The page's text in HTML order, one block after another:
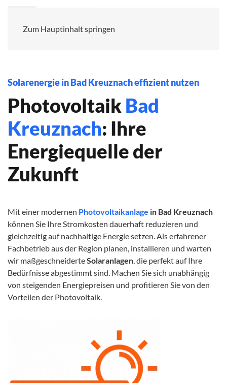
Zum Hauptinhalt springen
Solarenergie in Bad Kreuznach effizient nutzen
PhotovoltaikBad
Kreuznach: Ihre
Energiequelle der
Zukunft
Mit einer modernen Photovoltaikanlage in Bad Kreuznach
können Sie Ihre Stromkosten dauerhaft reduzieren und
gleichzeitig auf nachhaltige Energie setzen. Als erfahrener
Fachbetrieb aus der Region planen, installieren und warten
wir maßgeschneiderteSolaranlagen, die perfekt auf Ihre
Bedürfnisse abgestimmt sind. Machen Sie sich unabhängig
von steigenden Energiepreisen und profitieren Sie von den
Vorteilen der Photovoltaik.